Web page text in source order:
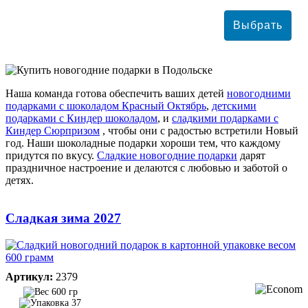
Наша команда готова обеспечить ваших детей новогодними
подарками с шоколадом Красный Октябрь, детскими
подарками с Киндер шоколадом, и сладкими подарками с
Киндер Сюрпризом , чтобы они с радостью встретили Новый
год. Наши шоколадные подарки хороши тем, что каждому
придутся по вкусу. Сладкие новогодние подарки дарят
праздничное настроение и делаются с любовью и заботой о
детях.
Сладкая зима 2027
Артикул: 2379
600 гр
37